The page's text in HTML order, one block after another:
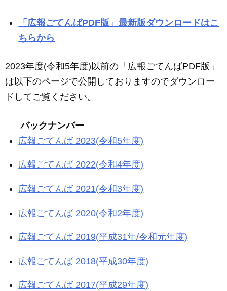
「広報ごてんばPDF版」最新版ダウンロードはこ
ちらから
2023年度(令和5年度)以前の「広報ごてんばPDF版」
は以下のページで公開しておりますのでダウンロー
ドしてご覧ください。
バックナンバー
広報ごてんば 2023(令和5年度)
広報ごてんば 2022(令和4年度)
広報ごてんば 2021(令和3年度)
広報ごてんば 2020(令和2年度)
広報ごてんば 2019(平成31年/令和元年度)
広報ごてんば 2018(平成30年度)
広報ごてんば 2017(平成29年度)